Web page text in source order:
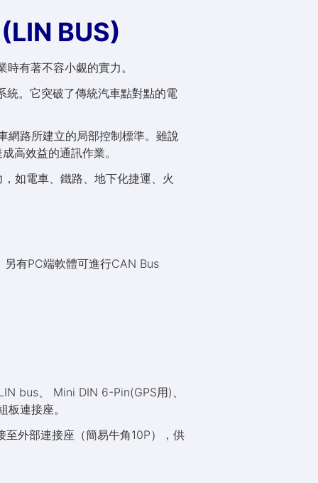
BUS)
有著不容小覷的實力。
。它突破了傳統汽車點對點的電
路所建立的局部控制標準。雖說
高效益的通訊作業。
如電車、鐵路、地下化捷運、火
有PC端軟體可進行CAN Bus
bus、 Mini DIN 6-Pin(GPS用)、
連接座。
外部連接座（簡易牛角10P），供